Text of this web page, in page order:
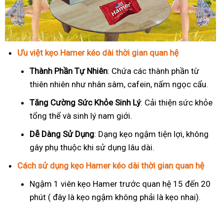
Ưu việt kẹo Hamer kéo dài thời gian quan hệ
Thành Phần Tự Nhiên: Chứa các thành phần từ
thiên nhiên như nhân sâm, cafein, nấm ngọc cẩu.
Tăng Cường Sức Khỏe Sinh Lý: Cải thiện sức khỏe
tổng thể và sinh lý nam giới.
Dễ Dàng Sử Dụng: Dạng kẹo ngậm tiện lợi, không
gây phụ thuộc khi sử dụng lâu dài.
Cách sử dụng kẹo Hamer kéo dài thời gian quan hệ
Ngậm 1 viên kẹo Hamer trước quan hệ 15 đến 20
phút ( đây là kẹo ngậm không phải là kẹo nhai).